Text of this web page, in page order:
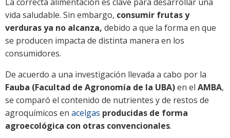
vida saludable. Sin embargo, consumir frutas y
verduras ya no alcanza, debido a que la forma en que
se producen impacta de distinta manera en los
consumidores.
De acuerdo a una investigación llevada a cabo por la
Fauba (Facultad de Agronomía de la UBA)en el AMBA,
se comparó el contenido de nutrientes y de restos de
agroquímicos en acelgas producidas de forma
agroecológica con otras convencionales.